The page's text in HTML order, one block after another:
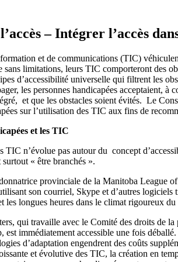
– Intégrer l’accès
et de communications (TIC)
sans limitations, leurs TIC comporteront des
d’accessibilité universelle qui filtrent les
les personnes handicapées acceptaient,
et que les obstacles soient évités. Le
sur l’utilisation des TIC aux fins de
et les TIC
TIC n’évolue pas autour du concept
« être branchés ».
provinciale de la Manitoba League
son courriel, Skype et d’autres
les longues heures dans le climat rigoureux
qui travaille avec le Comité des droits de
est immédiatement accessible une fois
d’adaptation engendrent des coûts
et évolutive des TIC, la création en